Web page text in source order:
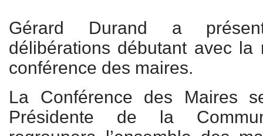
Gérard Durand a
délibérations débutant avec la
conférence des maires.
La Conférence des Maires
Présidente de la